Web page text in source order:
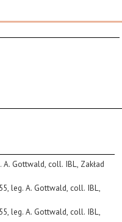
A. Gottwald, coll. IBL, Zakład
leg. A. Gottwald, coll. IBL,
leg. A. Gottwald, coll. IBL,